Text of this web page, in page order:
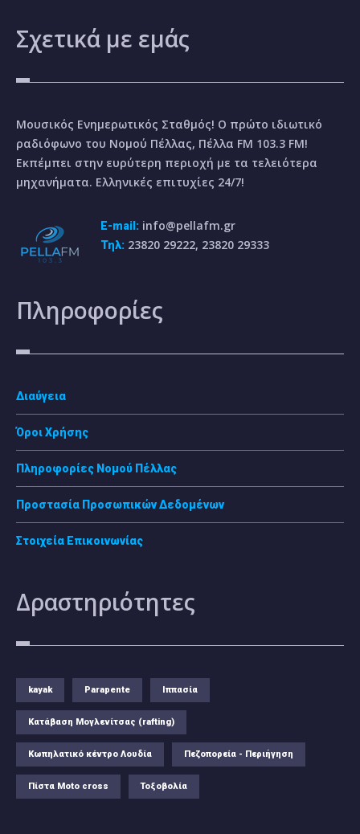
Σχετικά με εμάς
Μουσικός Ενημερωτικός Σταθμός! Ο πρώτο ιδιωτικό
ραδιόφωνο του Νομού Πέλλας, Πέλλα FM 103.3 FM!
Εκπέμπει στην ευρύτερη περιοχή με τα τελειότερα
μηχανήματα. Ελληνικές επιτυχίες 24/7!
E-mail: info@pellafm.gr
Τηλ: 23820 29222, 23820 29333
Πληροφορίες
Διαύγεια
Όροι Χρήσης
Πληροφορίες Νομού Πέλλας
Προστασία Προσωπικών Δεδομένων
Στοιχεία Επικοινωνίας
Δραστηριότητες
kayak Parapente Ιππασία
Κατάβαση Μογλενίτσας (rafting)
Κωπηλατικό κέντρο Λουδία Πεζοπορεία - Περιήγηση
Πίστα Moto cross Τοξοβολία